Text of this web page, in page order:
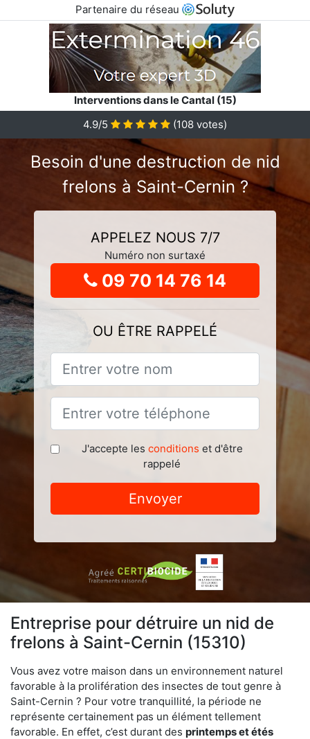
Partenaire du réseau
Interventions dans le Cantal (15)
4.9/5 (108 votes)
Besoin d'une destruction de nid
frelons à Saint-Cernin ?
APPELEZ NOUS 7/7
Numéro non surtaxé
09 70 14 76 14
OU ÊTRE RAPPELÉ
J'accepte les conditions et d'être
rappelé
Envoyer
Entreprise pour détruire un nid de
frelons à Saint-Cernin (15310)
Vous avez votre maison dans un environnement naturel
favorable à la prolifération des insectes de tout genre à
Saint-Cernin ? Pour votre tranquillité, la période ne
représente certainement pas un élément tellement
favorable. En effet, c’est durant des printemps et étés